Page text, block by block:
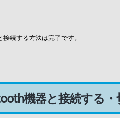
続する方法は完了です。
機器と接続する・